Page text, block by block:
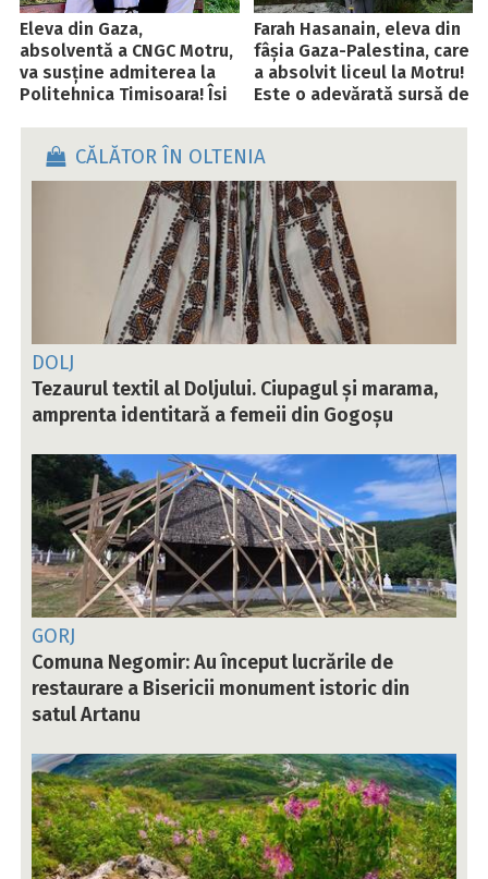
Eleva din Gaza,
absolventă a CNGC Motru,
va susține admiterea la
Politehnica Timișoara! Își
Farah Hasanain, eleva din
fâșia Gaza-Palestina, care
a absolvit liceul la Motru!
Este o adevărată sursă de
CĂLĂTOR ÎN OLTENIA
DOLJ
Tezaurul textil al Doljului. Ciupagul și marama,
amprenta identitară a femeii din Gogoșu
GORJ
Comuna Negomir: Au început lucrările de
restaurare a Bisericii monument istoric din
satul Artanu